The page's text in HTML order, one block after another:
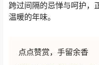
跨过间隔的忌惮与呵护，
温暖的年味。
点点赞赏，手留余香